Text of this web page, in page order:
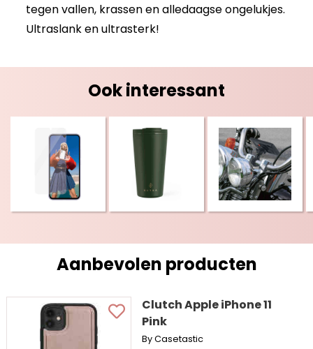
tegen vallen, krassen en alledaagse ongelukjes.
Ultraslank en ultrasterk!
Ook interessant
Aanbevolen producten
Clutch Apple iPhone 11
Pink
By Casetastic